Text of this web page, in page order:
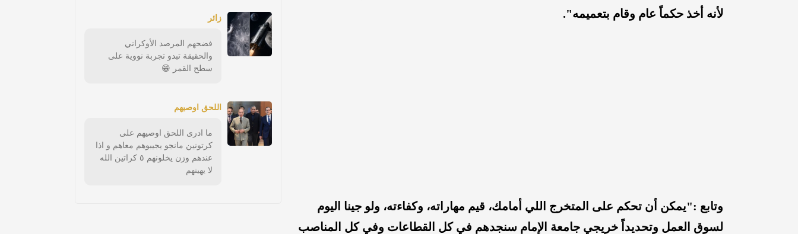
لأنه أخذ حكماً عام وقام بتعميمه".
وتابع :"يمكن أن تحكم على المتخرج اللي أمامك، قيم مهاراته، وكفاءته، ولو جينا اليوم
لسوق العمل وتحديداً خريجي جامعة الإمام سنجدهم في كل القطاعات وفي كل المناصب
زائر
فضحهم المرصد الأوكراني
والحقيقة تبدو تجربة نووية على
سطح القمر 😁
اللحق اوصيهم
ما ادرى اللحق اوصيهم على
كرتونين مانجو يجيبوهم معاهم و اذا
عندهم وزن يخلونهم ٥ كراتين الله
لا يهينهم